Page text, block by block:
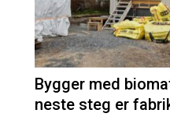
Bygger med
neste steg er